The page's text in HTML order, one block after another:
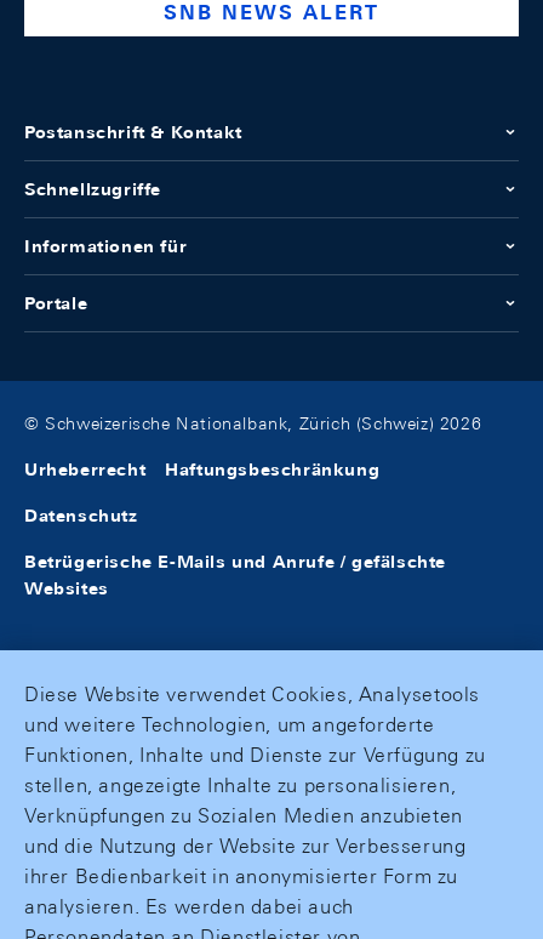
SNB NEWS ALERT
Postanschrift & Kontakt
Schnellzugriffe
Informationen für
Portale
© Schweizerische Nationalbank, Zürich (Schweiz) 2026
Urheberrecht Haftungsbeschränkung
Datenschutz
Betrügerische E-Mails und Anrufe / gefälschte
Websites
Diese Website verwendet Cookies, Analysetools
und weitere Technologien, um angeforderte
Funktionen, Inhalte und Dienste zur Verfügung zu
stellen, angezeigte Inhalte zu personalisieren,
Verknüpfungen zu Sozialen Medien anzubieten
und die Nutzung der Website zur Verbesserung
ihrer Bedienbarkeit in anonymisierter Form zu
analysieren. Es werden dabei auch